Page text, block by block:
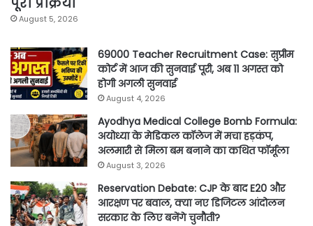
August 5, 2026
69000 Teacher Recruitment Case: सुप्रीम
कोर्ट में आज की सुनवाई पूरी, अब 11 अगस्त को
होगी अगली सुनवाई
August 4, 2026
Ayodhya Medical College Bomb Formula:
अयोध्या के मेडिकल कॉलेज में मचा हड़कंप,
अलमारी से मिला बम बनाने का कथित फॉर्मूला
August 3, 2026
Reservation Debate: CJP के बाद E20 और
आरक्षण पर बवाल, क्या नए डिजिटल आंदोलन
सरकार के लिए बनेंगे चुनौती?